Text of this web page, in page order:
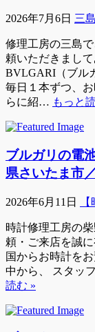
2026年7月6日 三
修理工房の三島
頼いただきまし
BVLGARI（ブル
毎日１本ずつ、
らに紹… もっと
ブルガリの電
県さいたま市
2026年6月11日
時計修理工房の
頼・ご来店を誠
国からお時計を
中から、 スタッ
読む »